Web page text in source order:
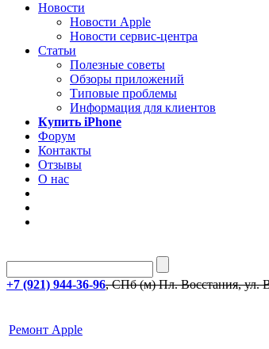
Новости
Новости Apple
Новости сервис-центра
Статьи
Полезные советы
Обзоры приложений
Типовые проблемы
Информация для клиентов
Купить iPhone
Форум
Контакты
Отзывы
О нас
+7 (921) 944-36-96, СПб (м) Пл. Восстания, ул.
Ремонт Apple